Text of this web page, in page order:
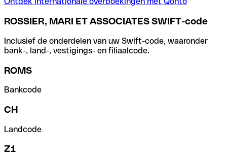
ROSSIER, MARI ET ASSOCIATES SWIFT-code
Inclusief de onderdelen van uw Swift-code, waaronder
bank-, land-, vestigings- en filiaalcode.
ROMS
Bankcode
CH
Landcode
Z1